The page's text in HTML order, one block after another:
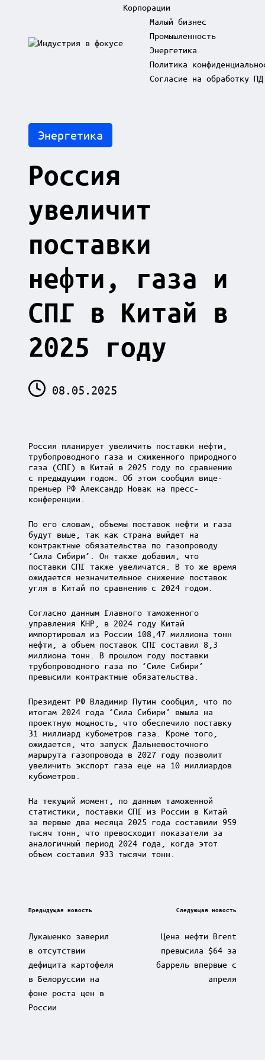
р
я
о
у
с
Корпорации
Малый бизнес
Промышленность
Энергетика
Политика
Согласие на обработку ПД
Posted
in
Энергетика
Россия
увеличит
поставки
нефти, газа и
СПГ в Китай в
2025 году
08.05.2025
Россия планирует увеличить поставки нефти,
трубопроводного газа и сжиженного природного
газа (СПГ) в Китай в 2025 году по сравнению
с предыдущим годом. Об этом сообщил вице-
премьер РФ Александр Новак на пресс-
конференции.
По его словам, объемы поставок нефти и газа
будут выше, так как страна выйдет на
контрактные обязательства по газопроводу
‘Сила Сибири’. Он также добавил, что
поставки СПГ также увеличатся. В то же время
ожидается незначительное снижение поставок
угля в Китай по сравнению с 2024 годом.
Согласно данным Главного таможенного
управления КНР, в 2024 году Китай
импортировал из России 108,47 миллиона тонн
нефти, а объем поставок СПГ составил 8,3
миллиона тонн. В прошлом году поставки
трубопроводного газа по ‘Силе Сибири’
превысили контрактные обязательства.
Президент РФ Владимир Путин сообщил, что по
итогам 2024 года ‘Сила Сибири’ вышла на
проектную мощность, что обеспечило поставку
31 миллиард кубометров газа. Кроме того,
ожидается, что запуск Дальневосточного
маршрута газопровода в 2027 году позволит
увеличить экспорт газа еще на 10 миллиардов
кубометров.
На текущий момент, по данным таможенной
статистики, поставки СПГ из России в Китай
за первые два месяца 2025 года составили 959
тысяч тонн, что превосходит показатели за
аналогичный период 2024 года, когда этот
объем составил 933 тысячи тонн.
Post
Предыдущая новость
Лукашенко заверил
в отсутствии
дефицита картофеля
в Белоруссии на
фоне роста цен в
России
Следующая новость
Цена нефти Brent
превысила $64 за
баррель впервые с
апреля